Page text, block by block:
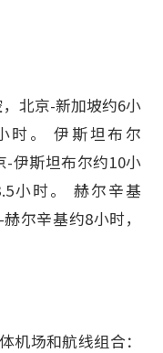
北京-新加坡约6小
时。 伊斯坦布尔
-伊斯坦布尔约10小
小时。 赫尔辛基
尔辛基约8小时，
机场和航线组合：